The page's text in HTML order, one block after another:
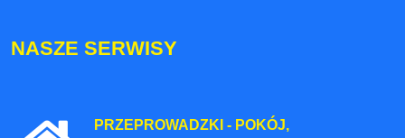
NASZE SERWISY
PRZEPROWADZKI - POKÓJ,